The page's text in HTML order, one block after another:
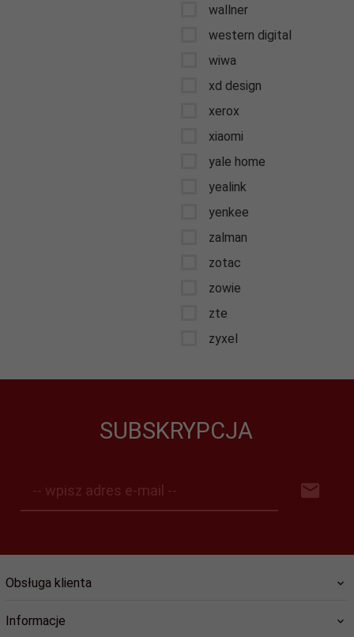
wallner
western digital
wiwa
xd design
xerox
xiaomi
yale home
yealink
yenkee
zalman
zotac
zowie
zte
zyxel
SUBSKRYPCJA
-- wpisz adres e-mail --
Obsługa klienta
Informacje